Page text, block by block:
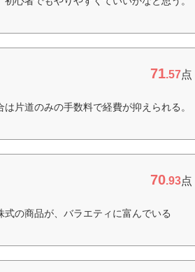
71.57点
片道のみの手数料で経費が抑えられる。
70.93点
の商品が、バラエティに富んでいる